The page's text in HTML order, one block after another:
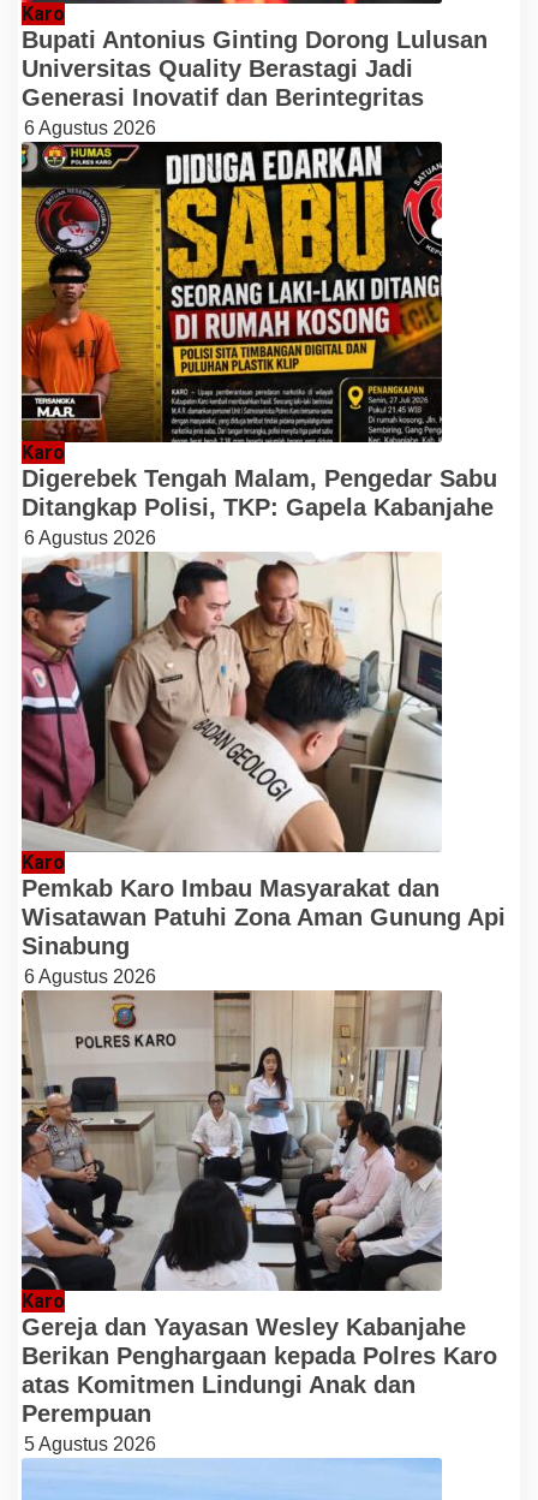
Karo
Bupati Antonius Ginting Dorong Lulusan
Universitas Quality Berastagi Jadi
Generasi Inovatif dan Berintegritas
6 Agustus 2026
Karo
Digerebek Tengah Malam, Pengedar Sabu
Ditangkap Polisi, TKP: Gapela Kabanjahe
6 Agustus 2026
Karo
Pemkab Karo Imbau Masyarakat dan
Wisatawan Patuhi Zona Aman Gunung Api
Sinabung
6 Agustus 2026
Karo
Gereja dan Yayasan Wesley Kabanjahe
Berikan Penghargaan kepada Polres Karo
atas Komitmen Lindungi Anak dan
Perempuan
5 Agustus 2026